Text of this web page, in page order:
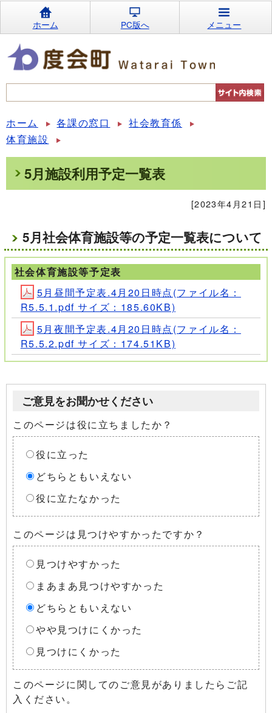
ホーム PC版へ メニュー
ホーム 各課の窓口
社会教育係
体育施設
5月施設利用予定一覧表
[2023年4月21日]
5月社会体育施設等の予定一覧表について
社会体育施設等予定表
5月昼間予定表.4月20日時点(ファイル名：
R5.5.1.pdf サイズ：185.60KB)
5月夜間予定表.4月20日時点(ファイル名：
R5.5.2.pdf サイズ：174.51KB)
ご意見をお聞かせください
このページは役に立ちましたか？
役に立った
どちらともいえない
役に立たなかった
このページは見つけやすかったですか？
見つけやすかった
まあまあ見つけやすかった
どちらともいえない
やや見つけにくかった
見つけにくかった
このページに関してのご意見がありましたらご記
入ください。